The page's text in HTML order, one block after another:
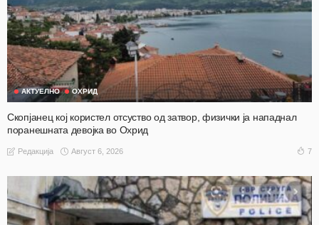
АКТУЕЛНО ОХРИД
Скопјанец кој користел отсуство од затвор, физички ја нападнал
поранешната девојка во Охрид
Редакција Август 6, 2026 7